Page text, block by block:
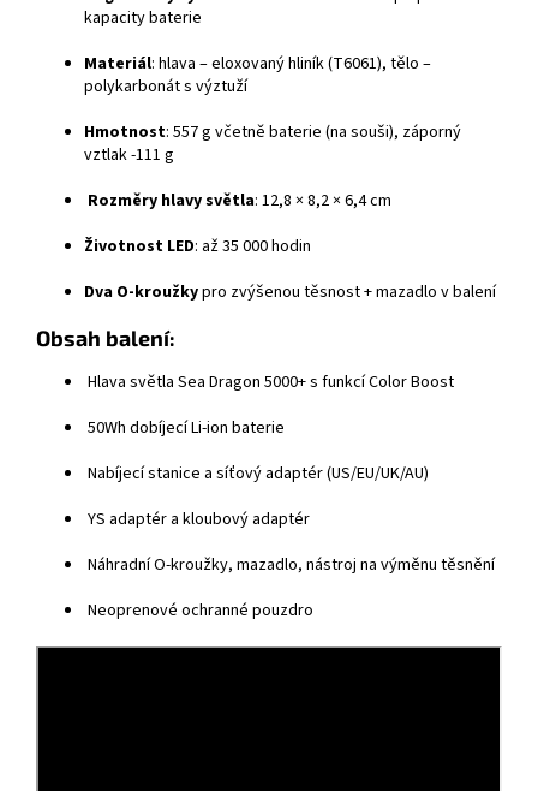
kapacity baterie
Materiál: hlava – eloxovaný hliník (T6061), tělo –
polykarbonát s výztuží
Hmotnost: 557 g včetně baterie (na souši), záporný
vztlak -111 g
Rozměry hlavy světla: 12,8 × 8,2 × 6,4 cm
Životnost LED: až 35 000 hodin
Dva O-kroužkypro zvýšenou těsnost + mazadlo v balení
Obsah balení:
Hlava světla Sea Dragon 5000+ s funkcí Color Boost
50Wh dobíjecí Li-ion baterie
Nabíjecí stanice a síťový adaptér (US/EU/UK/AU)
YS adaptér a kloubový adaptér
Náhradní O-kroužky, mazadlo, nástroj na výměnu těsnění
Neoprenové ochranné pouzdro